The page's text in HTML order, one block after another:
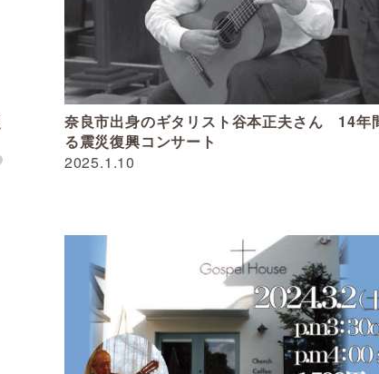
2025.1.10
奈良市出身のギタリスト谷本正夫さん 14年
る震災復興コンサート